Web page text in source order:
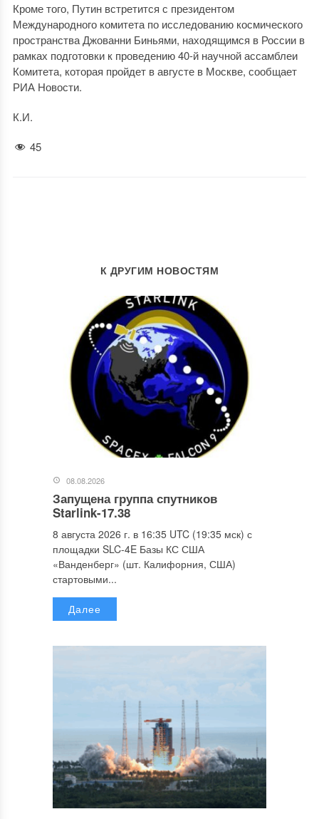
Кроме того, Путин встретится с президентом
Международного комитета по исследованию космического
пространства Джованни Биньями, находящимся в России в
рамках подготовки к проведению 40-й научной ассамблеи
Комитета, которая пройдет в августе в Москве, сообщает
РИА Новости.
К.И.
45
К ДРУГИМ НОВОСТЯМ
08.08.2026
Запущена группа спутников
Starlink-17.38
8 августа 2026 г. в 16:35 UTC (19:35 мск) с
площадки SLC-4E Базы КС США
«Ванденберг» (шт. Калифорния, США)
стартовыми...
Далее